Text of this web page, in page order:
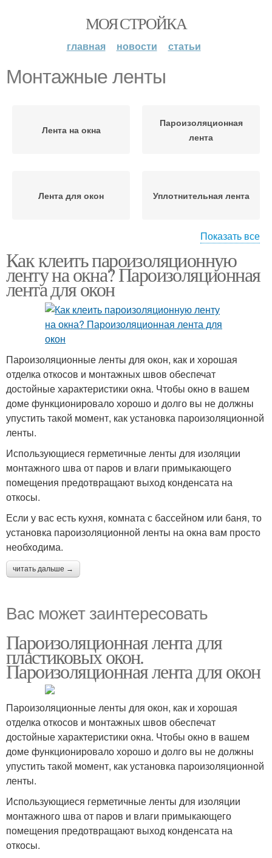
МОЯ СТРОЙКА
главная новости статьи
Монтажные ленты
Лента на окна
Пароизоляционная
лента
Лента для окон Уплотнительная лента
Монтажная лента Ленты при монтаже
Лента для монтажа
Показать все
Как клеить пароизоляционную
ленту на окна? Пароизоляционная
лента для окон
Пароизоляционные ленты для окон, как и хорошая
отделка откосов и монтажных швов обеспечат
достойные характеристики окна. Чтобы окно в вашем
доме функционировало хорошо и долго вы не должны
упустить такой момент, как установка пароизоляционной
ленты.
Использующиеся герметичные ленты для изоляции
монтажного шва от паров и влаги примыкающего
помещения предотвращают выход конденсата на
откосы.
Если у вас есть кухня, комната с бассейном или баня, то
установка пароизоляционной ленты на окна вам просто
необходима.
читать дальше →
Вас может заинтересовать
Пароизоляционная лента для
пластиковых окон.
Пароизоляционная лента для окон
Пароизоляционные ленты для окон, как и хорошая
отделка откосов и монтажных швов обеспечат
достойные характеристики окна. Чтобы окно в вашем
доме функционировало хорошо и долго вы не должны
упустить такой момент, как установка пароизоляционной
ленты.
Использующиеся герметичные ленты для изоляции
монтажного шва от паров и влаги примыкающего
помещения предотвращают выход конденсата на
откосы.